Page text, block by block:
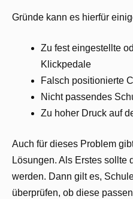
Gründe kann es hierfür
Zu fest eingestellte
Klickpedale
Falsch positionierte
Nicht passendes
Zu hoher Druck auf
Auch für dieses Problem
Lösungen. Als Erstes sollte
werden. Dann gilt es,
überprüfen, ob diese